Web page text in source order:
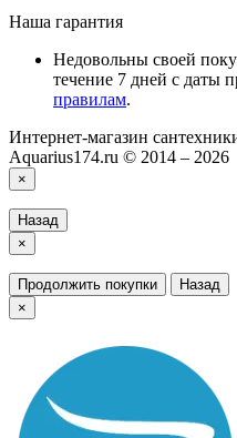
Наша гарантия
Недовольны своей
течение 7 дней с даты
правилам.
Интернет-магазин
Aquarius174.ru © 2014 – 2026
×
Назад
×
Продолжить покупки
Назад
×